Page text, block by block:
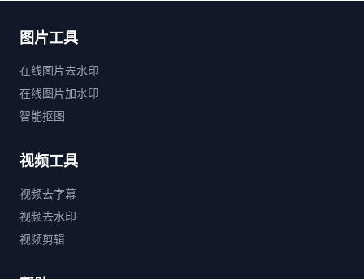
图片工具
在线图片去水印
在线图片加水印
智能抠图
视频工具
视频去字幕
视频去水印
视频剪辑